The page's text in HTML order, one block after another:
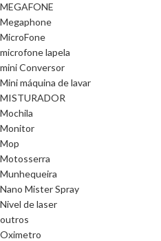
MEGAFONE
Megaphone
MicroFone
microfone lapela
mini Conversor
Mini máquina de lavar
MISTURADOR
Mochila
Monitor
Mop
Motosserra
Munhequeira
Nano Mister Spray
Nivel de laser
outros
Oximetro